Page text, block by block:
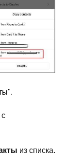
с
из списка.